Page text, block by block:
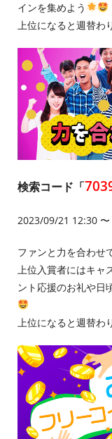
インを集めよう
上位になると週替わ
検索コード「
2023/09/21 12:30
ファンと力を合わせ
上位入賞者にはキャ
ント応援のお礼や日
上位になると週替わ